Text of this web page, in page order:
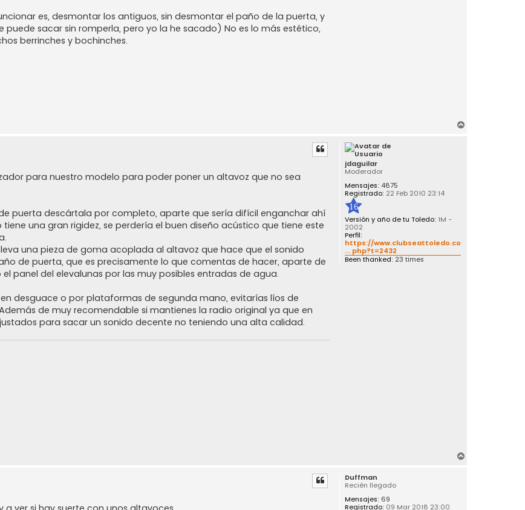
es, desmontar los antiguos, sin desmontar el paño de la puerta, y
puede sacar sin romperla, pero yo la he sacado) No es lo más estético,
berrinches y bochinches.
jdaguilar
Moderador
Mensajes: 4875
Registrado: 22 Feb 2010 23:14
16
Versión y año de tu Toledo: 1M -
2002
Perfil:
https://www.clubseattoledo.com/foro/vie
... php?t=2432
Been thanked: 23 times
para nuestro modelo para poder poner un altavoz que no sea
puerta descártala por completo, aparte que sería difícil enganchar ahí
una gran rigidez, se perdería el buen diseño acústico que tiene este
una pieza de goma acoplada al altavoz que hace que el sonido
de puerta, que es precisamente lo que comentas de hacer, aparte de
panel del elevalunas por las muy posibles entradas de agua.
desguace o por plataformas de segunda mano, evitarías líos de
de muy recomendable si mantienes la radio original ya que en
para sacar un sonido decente no teniendo una alta calidad.
Duffman
Recién llegado
Mensajes: 69
Registrado: 09 Mar 2018 23:00